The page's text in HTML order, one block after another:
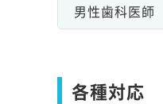
男性歯科医師
各種対応